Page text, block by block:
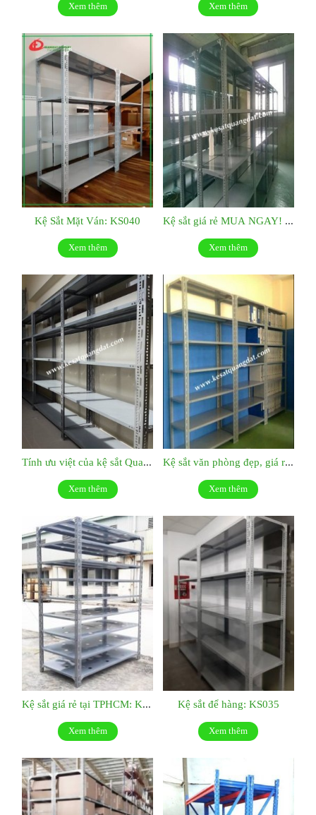
Xem thêm Xem thêm
Kệ Sắt Mặt Ván: KS040
Xem thêm
Kệ sắt giá rẻ MUA NGAY! KS039
Xem thêm
Tính ưu việt của kệ sắt Quang Đạt:KS038
Xem thêm
Kệ sắt văn phòng đẹp, giá rẻ: KS037
Xem thêm
Kệ sắt giá rẻ tại TPHCM: KS036
Xem thêm
Kệ sắt để hàng: KS035
Xem thêm